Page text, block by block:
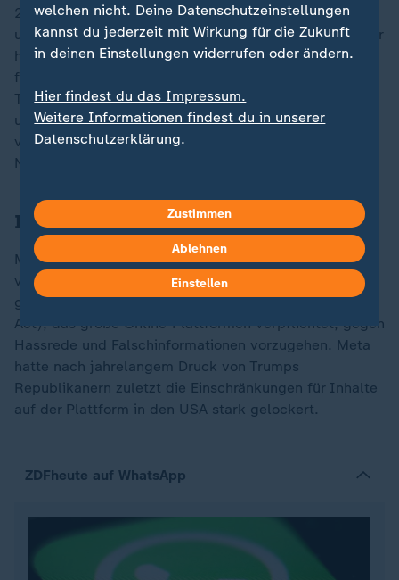
2025 werde ein "großes Jahr für die Neudefinition
unserer Beziehungen zu Regierungen", fuhr er fort. "Wir
haben jetzt eine US-Regierung, die stolz auf unsere
führenden Unternehmen ist, die der amerikanischen
Technologie Priorität einräumt und die unsere Werte
und Interessen im Ausland verteidigen wird." Täglich
verwenden laut Konzernangaben 3,35 Milliarden
Nutzer mindestens eine Meta-App.
Im Visier der Datenschützer
Meta steht seit Jahren im Visier von Datenschützern in
verschiedenen Ländern. In der Europäischen Union
gibt es zudem das Digitalgesetz DSA (Digital Services
Act), das große Online-Plattformen verpflichtet, gegen
Hassrede und Falschinformationen vorzugehen. Meta
hatte nach jahrelangem Druck von Trumps
Republikanern zuletzt die Einschränkungen für Inhalte
auf der Plattform in den USA stark gelockert.
ZDFheute auf WhatsApp
welchen nicht. Deine Datenschutzeinstellungen
kannst du jederzeit mit Wirkung für die Zukunft
in deinen Einstellungen widerrufen oder ändern.
Hier findest du das Impressum.
Weitere Informationen findest du in unserer
Datenschutzerklärung.
Zustimmen
Ablehnen
Einstellen